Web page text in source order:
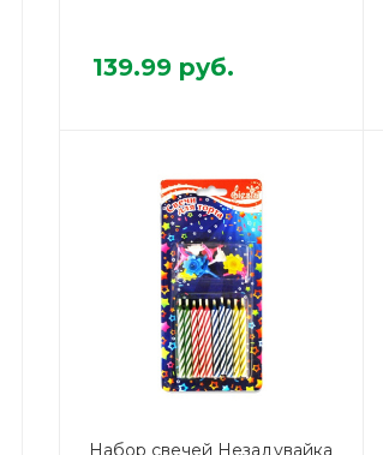
139.99 руб.
Набор свечей Незадувайка